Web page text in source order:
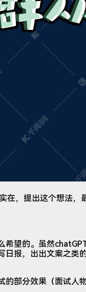
在，提出这个想法，
望的。虽然
报，出出文案之类
部分效果（面试人物